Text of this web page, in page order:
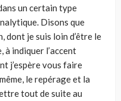
un certain type
Disons que
je suis loin d’être le
à indiquer l’accent
j’espère vous faire
le repérage et la
tout de suite au